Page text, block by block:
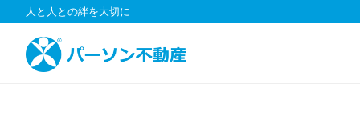
ン
人と人との絆を大切に